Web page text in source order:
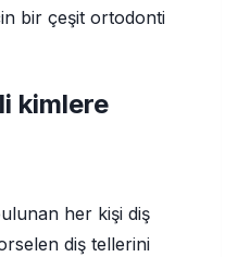
bir çeşit ortodonti
kimlere
her kişi diş
diş tellerini